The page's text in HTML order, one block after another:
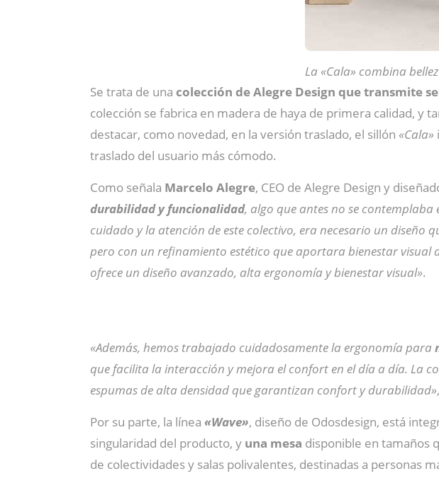
La «Cala» combina
Se trata de una colección de Alegre Design que transmite
colección se fabrica en madera de haya de primera calidad, y
destacar, como novedad, en la versión traslado, el sillón «Cala»
traslado del usuario más cómodo.
Como señala Marcelo Alegre, CEO de Alegre Design y
durabilidad y funcionalidad, algo que antes no se
cuidado y la atención de este colectivo, era necesario un diseño
pero con un refinamiento estético que aportara bienestar visual
ofrece un diseño avanzado, alta ergonomía y bienestar visual».
«Además, hemos trabajado cuidadosamente la ergonomía para
que facilita la interacción y mejora el confort en el día a día. La
espumas de alta densidad que garantizan confort y durabilidad»
Por su parte, la línea «Wave», diseño de Odosdesign, está
singularidad del producto, y una mesa disponible en tamaños
de colectividades y salas polivalentes, destinadas a personas